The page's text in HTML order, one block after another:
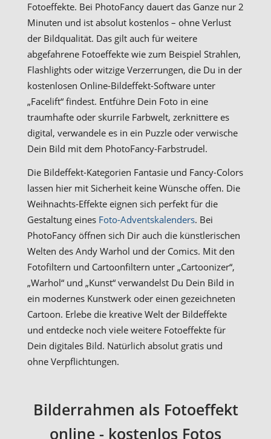
Fotoeffekte. Bei PhotoFancy dauert das Ganze nur 2
Minuten und ist absolut kostenlos – ohne Verlust
der Bildqualität. Das gilt auch für weitere
abgefahrene Fotoeffekte wie zum Beispiel Strahlen,
Flashlights oder witzige Verzerrungen, die Du in der
kostenlosen Online-Bildeffekt-Software unter
„Facelift“ findest. Entführe Dein Foto in eine
traumhafte oder skurrile Farbwelt, zerknittere es
digital, verwandele es in ein Puzzle oder verwische
Dein Bild mit dem PhotoFancy-Farbstrudel.
Die Bildeffekt-Kategorien Fantasie und Fancy-Colors
lassen hier mit Sicherheit keine Wünsche offen. Die
Weihnachts-Effekte eignen sich perfekt für die
Gestaltung eines Foto-Adventskalenders. Bei
PhotoFancy öffnen sich Dir auch die künstlerischen
Welten des Andy Warhol und der Comics. Mit den
Fotofiltern und Cartoonfiltern unter „Cartoonizer“,
„Warhol“ und „Kunst“ verwandelst Du Dein Bild in
ein modernes Kunstwerk oder einen gezeichneten
Cartoon. Erlebe die kreative Welt der Bildeffekte
und entdecke noch viele weitere Fotoeffekte für
Dein digitales Bild. Natürlich absolut gratis und
ohne Verpflichtungen.
Bilderrahmen als Fotoeffekt
online - kostenlos Fotos